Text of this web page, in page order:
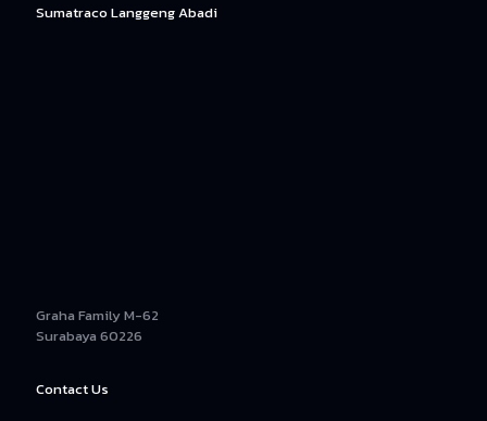
Sumatraco Langgeng Abadi
Graha Family M-62
Surabaya 60226
Contact Us